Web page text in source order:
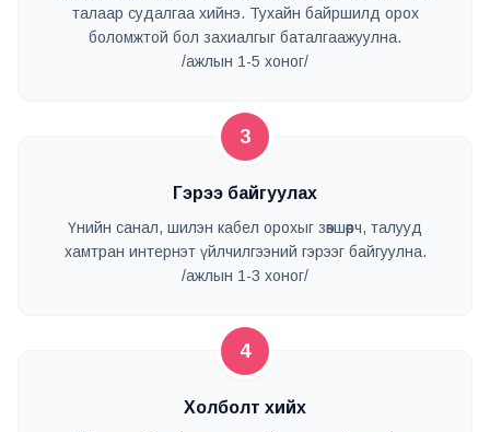
талаар судалгаа хийнэ. Тухайн байршилд орох
боломжтой бол захиалгыг баталгаажуулна.
/ажлын 1-5 хоног/
3
Гэрээ байгуулах
Үнийн санал, шилэн кабел орохыг зөвшөөрч, талууд
хамтран интернэт үйлчилгээний гэрээг байгуулна.
/ажлын 1-3 хоног/
4
Холболт хийх